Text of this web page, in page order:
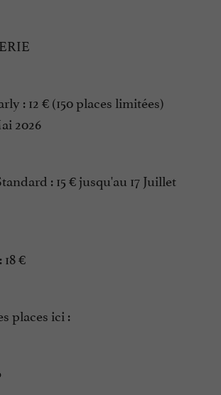
: 12 € (150 places limitées)
2026
: 15 € jusqu'au 17 Juillet
€
places ici :